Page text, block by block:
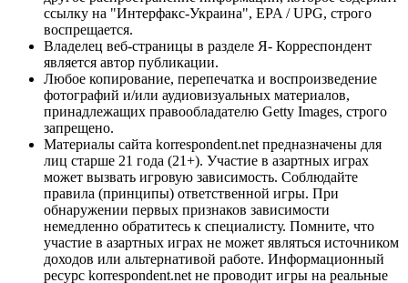
ссылку на "Интерфакс-Украина", EPA / UPG, строго
воспрещается.
Владелец веб-страницы в разделе Я- Корреспондент
является автор публикации.
Любое копирование, перепечатка и воспроизведение
фотографий и/или аудиовизуальных материалов,
принадлежащих правообладателю Getty Images, строго
запрещено.
Материалы сайта korrespondent.net предназначены для
лиц старше 21 года (21+). Участие в азартных играх
может вызвать игровую зависимость. Соблюдайте
правила (принципы) ответственной игры. При
обнаружении первых признаков зависимости
немедленно обратитесь к специалисту. Помните, что
участие в азартных играх не может являться источником
доходов или альтернативой работе. Информационный
ресурс korrespondent.net не проводит игры на реальные